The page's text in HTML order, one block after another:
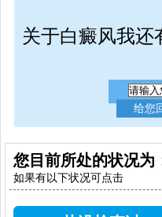
关于白癜风我
您目前所处的状况为
如果有以下状况可点击